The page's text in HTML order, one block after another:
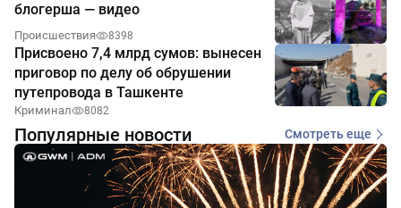
блогерша — видео
Происшествия 8398
Присвоено 7,4 млрд сумов: вынесен
приговор по делу об обрушении
путепровода в Ташкенте
Криминал 8082
Популярные новости Смотреть еще